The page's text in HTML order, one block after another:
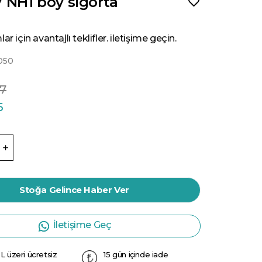
için avantajlı teklifler. iletişime geçin.
Stoğa Gelince Haber Ver
İletişime Geç
üzeri ücretsiz
15 gün içinde iade